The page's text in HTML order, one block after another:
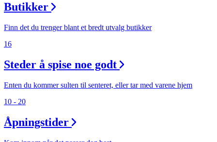
Butikker
Finn det du trenger blant et bredt utvalg butikker
16
Steder å spise noe godt
Enten du kommer sulten til senteret, eller tar med varene hjem
10 - 20
Åpningstider